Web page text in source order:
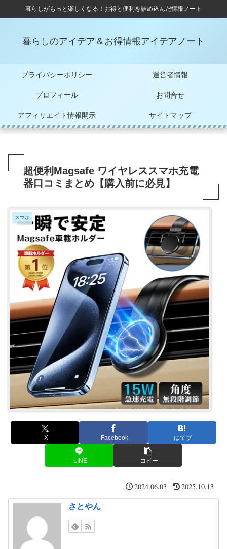
暮らしがもっと楽しくなる！お得と便利を詰め込んだ情報ノート
暮らしのアイデア＆お得情報アイデアノート
プライバシーポリシー 運営者情報
プロフィール お問合せ
アフィリエイト情報開示 サイトマップ
超便利Magsafe ワイヤレススマホ充電
器口コミまとめ【購入前に必見】
スマホ
X Facebook はてブ
LINE コピー
2024.06.03 2025.10.13
さとやん